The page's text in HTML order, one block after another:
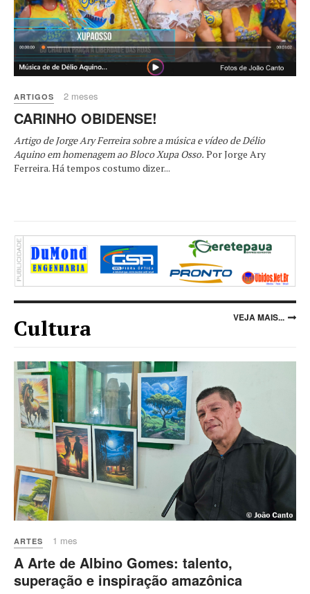
ARTIGOS 2 meses
CARINHO OBIDENSE!
Artigo de Jorge Ary Ferreira sobre a música e vídeo de Délio
Aquino em homenagem ao Bloco Xupa Osso. Por Jorge Ary
Ferreira. Há tempos costumo dizer...
Cultura VEJA MAIS...
ARTES 1 mes
A Arte de Albino Gomes: talento,
superação e inspiração amazônica